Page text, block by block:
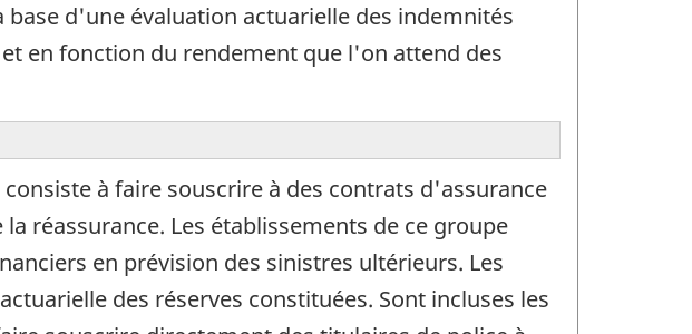
d'une évaluation actuarielle des indemnités
en fonction du rendement que l'on attend des
à faire souscrire à des contrats d'assurance
réassurance. Les établissements de ce groupe
en prévision des sinistres ultérieurs. Les
des réserves constituées. Sont incluses les